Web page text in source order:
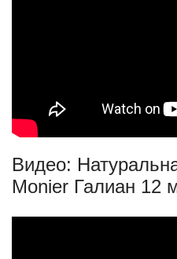
Видео:
Monier Галиан 12